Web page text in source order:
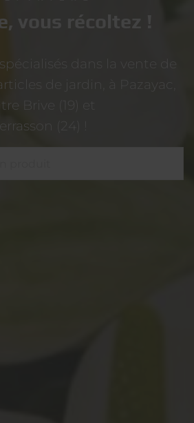
vous récoltez !
dans la vente de
de jardin, à Pazayac,
Brive (19) et
(24) !